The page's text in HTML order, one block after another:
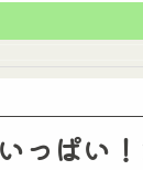
っぱい